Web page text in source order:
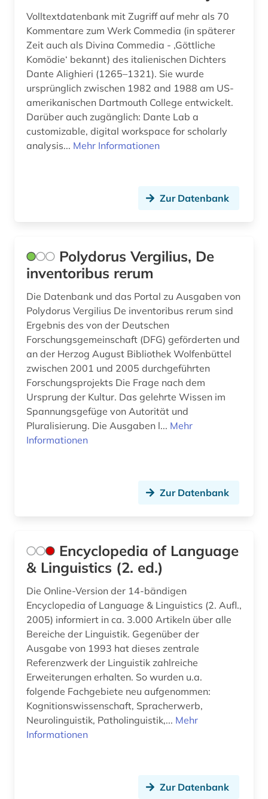
Volltextdatenbank mit Zugriff auf mehr als 70
Kommentare zum Werk Commedia (in späterer
Zeit auch als Divina Commedia - ‚Göttliche
Komödie‘ bekannt) des italienischen Dichters
Dante Alighieri (1265–1321). Sie wurde
ursprünglich zwischen 1982 and 1988 am US-
amerikanischen Dartmouth College entwickelt.
Darüber auch zugänglich: Dante Lab a
customizable, digital workspace for scholarly
analysis... Mehr Informationen
Zur Datenbank
Polydorus Vergilius, De
inventoribus rerum
Die Datenbank und das Portal zu Ausgaben von
Polydorus Vergilius De inventoribus rerum sind
Ergebnis des von der Deutschen
Forschungsgemeinschaft (DFG) geförderten und
an der Herzog August Bibliothek Wolfenbüttel
zwischen 2001 und 2005 durchgeführten
Forschungsprojekts Die Frage nach dem
Ursprung der Kultur. Das gelehrte Wissen im
Spannungsgefüge von Autorität und
Pluralisierung. Die Ausgaben l... Mehr
Informationen
Zur Datenbank
Encyclopedia of Language
& Linguistics (2. ed.)
Die Online-Version der 14-bändigen
Encyclopedia of Language & Linguistics (2. Aufl.,
2005) informiert in ca. 3.000 Artikeln über alle
Bereiche der Linguistik. Gegenüber der
Ausgabe von 1993 hat dieses zentrale
Referenzwerk der Linguistik zahlreiche
Erweiterungen erhalten. So wurden u.a.
folgende Fachgebiete neu aufgenommen:
Kognitionswissenschaft, Spracherwerb,
Neurolinguistik, Patholinguistik,... Mehr
Informationen
Zur Datenbank